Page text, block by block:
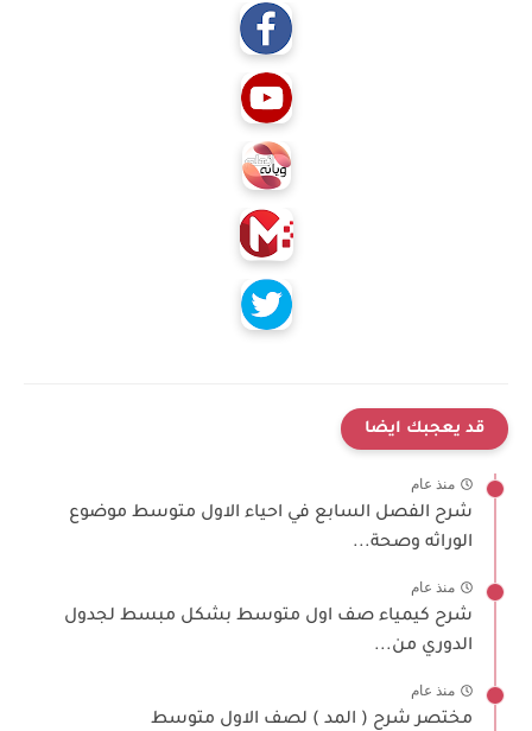
قد يعجبك ايضا
منذ عام
شرح الفصل السابع في احياء الاول متوسط موضوع
الوراثه وصحة...
منذ عام
شرح كيمياء صف اول متوسط بشكل مبسط لجدول
الدوري من...
منذ عام
مختصر شرح ( المد ) لصف الاول متوسط